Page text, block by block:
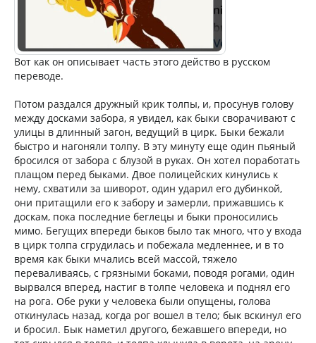
Вот как он описывает часть этого действо в русском
переводе.
Потом раздался дружный крик толпы, и, просунув голову
между досками забора, я увидел, как быки сворачивают с
улицы в длинный загон, ведущий в цирк. Быки бежали
быстро и нагоняли толпу. В эту минуту еще один пьяный
бросился от забора с блузой в руках. Он хотел поработать
плащом перед быками. Двое полицейских кинулись к
нему, схватили за шиворот, один ударил его дубинкой,
они притащили его к забору и замерли, прижавшись к
доскам, пока последние беглецы и быки проносились
мимо. Бегущих впереди быков было так много, что у входа
в цирк толпа сгрудилась и побежала медленнее, и в то
время как быки мчались всей массой, тяжело
переваливаясь, с грязными боками, поводя рогами, один
вырвался вперед, настиг в толпе человека и поднял его
на рога. Обе руки у человека были опущены, голова
откинулась назад, когда рог вошел в тело; бык вскинул его
и бросил. Бык наметил другого, бежавшего впереди, но